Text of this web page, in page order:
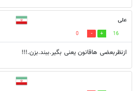
علی
16
0
ازنظربعضی هاقانون یعنی بگیر.ببند.بزن.!!!